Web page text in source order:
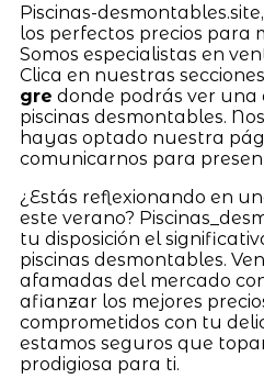
Piscinas-
los perfectos precios para
Somos especialistas en
Clica en nuestras
gre donde podrás ver una
piscinas desmontables.
hayas optado nuestra
comunicarnos para
¿Estás reflexionando en
este verano?
tu disposición el
piscinas desmontables.
afamadas del mercado
afianzar los mejores
comprometidos con tu
estamos seguros que
prodigiosa para ti.